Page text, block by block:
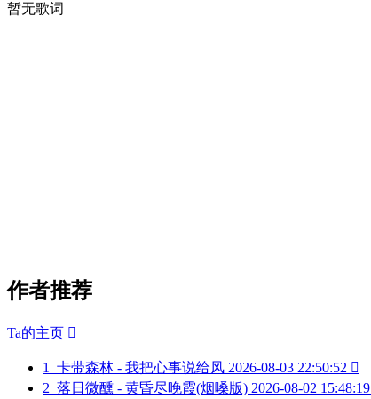
暂无歌词
作者推荐
Ta的主页 
1 卡带森林 - 我把心事说给风 2026-08-03 22:50:52 
2 落日微醺 - 黄昏尽晚霞(烟嗓版) 2026-08-02 15:48:19